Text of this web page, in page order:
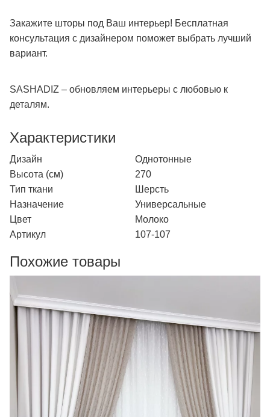
Закажите шторы под Ваш интерьер! Бесплатная
консультация с дизайнером поможет выбрать лучший
вариант.
SASHADIZ – обновляем интерьеры с любовью к
деталям.
Характеристики
Дизайн
Однотонные
Высота (см)
270
Тип ткани
Шерсть
Назначение
Универсальные
Цвет
Молоко
Артикул
107-107
Похожие товары